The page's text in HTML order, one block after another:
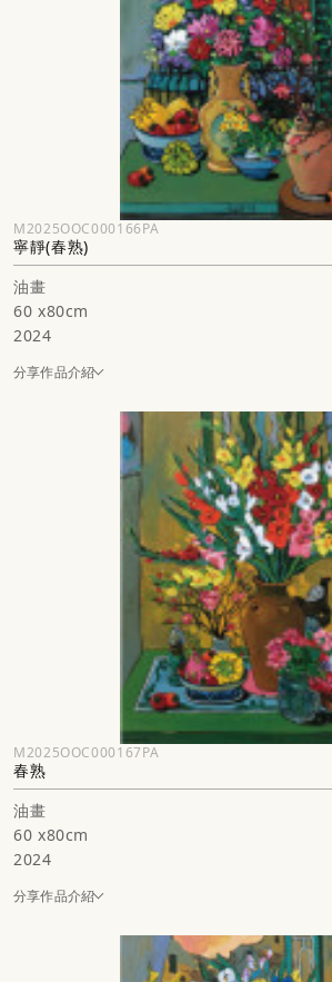
M2025OOC000166PA
寧靜(春熟)
油畫
60 x80cm
2024
分享作品介紹
M2025OOC000167PA
春熟
油畫
60 x80cm
2024
分享作品介紹